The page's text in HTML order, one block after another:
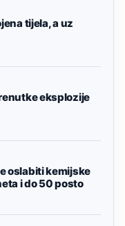
tijela, a uz
eksplozije
oslabiti kemijske
i do 50 posto